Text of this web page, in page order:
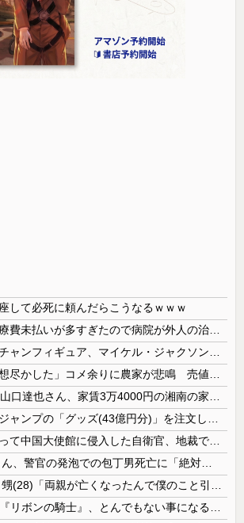
して必死に頼んだらこうなるｗｗｗ